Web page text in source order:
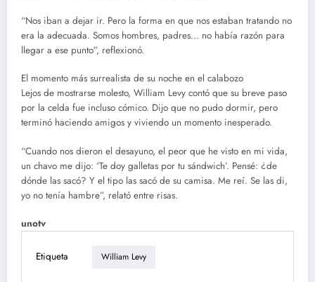
“Nos iban a dejar ir. Pero la forma en que nos estaban tratando no
era la adecuada. Somos hombres, padres… no había razón para
llegar a ese punto”, reflexionó.
El momento más surrealista de su noche en el calabozo
Lejos de mostrarse molesto, William Levy contó que su breve paso
por la celda fue incluso cómico. Dijo que no pudo dormir, pero
terminó haciendo amigos y viviendo un momento inesperado.
“Cuando nos dieron el desayuno, el peor que he visto en mi vida,
un chavo me dijo: ‘Te doy galletas por tu sándwich’. Pensé: ¿de
dónde las sacó? Y el tipo las sacó de su camisa. Me reí. Se las di,
yo no tenía hambre”, relató entre risas.
unotv
Etiqueta William Levy